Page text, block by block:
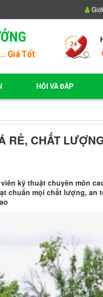
Giá Tốt
HỎI VÀ ĐÁP
RẺ, CHẤT
kỹ thuật chuyên môn
chuẩn mọi chất lượng,